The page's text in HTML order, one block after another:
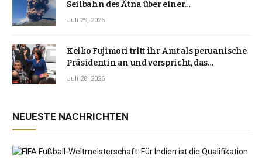
Seilbahn des Ätna über einer
Vulkanlandschaft
Juli 29, 2026
Keiko Fujimori tritt ihr Amt als peruanische
Präsidentin an und verspricht, das
Jahrzehnt der Instabilität zu beenden
Juli 28, 2026
NEUESTE NACHRICHTEN